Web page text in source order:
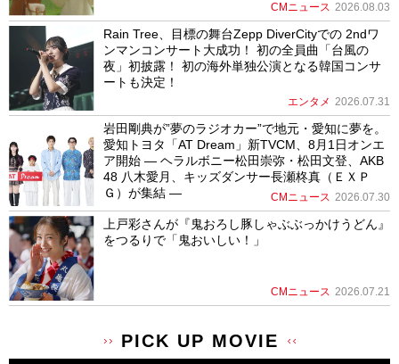
CMニュース 2026.08.03
Rain Tree、目標の舞台Zepp DiverCityでの 2ndワ
ンマンコンサート大成功！ 初の全員曲「台風の
夜」初披露！ 初の海外単独公演となる韓国コンサ
ートも決定！
エンタメ 2026.07.31
岩田剛典が”夢のラジオカー”で地元・愛知に夢を。
愛知トヨタ「AT Dream」新TVCM、8月1日オンエ
ア開始 ― ヘラルボニー松田崇弥・松田文登、AKB
48 八木愛月、キッズダンサー長瀬柊真（ＥＸＰ
Ｇ）が集結 ―
CMニュース 2026.07.30
上戸彩さんが『鬼おろし豚しゃぶぶっかけうどん』
をつるりで「鬼おいしい！」
CMニュース 2026.07.21
PICK UP MOVIE